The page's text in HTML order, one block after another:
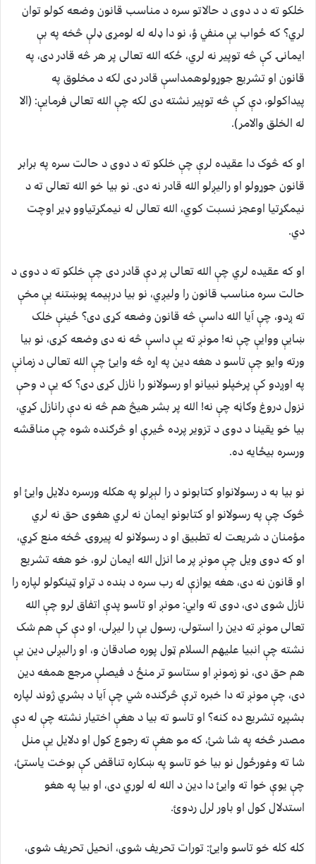
خلکو ته د د دوی د حالاتو سره د مناسب قانون وضعه کولو توان
لري؟ که ځواب يې منفي ؤ، نو دا ډله له لومړی ډلې څخه په بې
ايمانۍ کې څه توپير نه لري، ځکه الله تعالی پر هر څه قادر دی، په
قانون او تشريع جوړولوهمداسې قادر دی لکه د مخلوق په
پيداکولو، دې کې څه توپير نشته دی لکه چې الله تعالی فرمايې: (الا
له الخلق والامر).
او که څوک دا عقيده لرې چې خلکو ته د دوی د حالت سره په برابر
قانون جوړولو او راليږلو الله قادر نه دی. نو بيا خو الله تعالی ته د
نيمګړتيا اوعجز نسبت کوي، الله تعالی له نيمګړتياوو ډير اوچت
دي.
او که عقيده لري چې الله تعالی پر دې قادر دی چې خلکو ته د دوی د
حالت سره مناسب قانون را ولیږي، نو بيا درېيمه پوښتنه يې مخې
ته ږدو، چې آيا الله داسې څه قانون وضعه کړی دی؟ ځينې خلک
ښايې ووايې چې نه! مونږ ته يې داسې څه نه دی وضعه کړی، نو بيا
ورته وايو چې تاسو د هغه دين په اړه څه وايئ چې الله تعالی د زمانې
په اوږدو کې پرخپلو نبيانو او رسولانو را نازل کړی دی؟ که يې د وحې
نزول دروغ وګاڼه چې نه! الله پر بشر هيڅ هم څه نه دې رانازل کړي،
بیا خو یقينا د دوی د تزویر پرده څيرې او څرګنده شوه چې مناقشه
ورسره بيځايه ده.
نو بيا به د رسولانواو کتابونو د را لېږلو په هکله ورسره دلايل وايئ او
څوک چې په رسولانو او کتابونو ايمان نه لري هغوی حق نه لري
مؤمنان د شريعت له تطبيق او د رسولانو له پيروۍ څخه منع کړي،
او که دوی ويل چې مونږ پر ما انزل الله ايمان لرو، خو هغه تشريع
او قانون نه دی، هغه يوازې له رب سره د بنده د تړاو ټينګولو لپاره را
نازل شوی دی، دوی ته وايي: مونږ او تاسو پدې اتفاق لرو چې الله
تعالی مونږ ته دين را استولی، رسول يې را ليږلی، او دې کې هم شک
نشته چې انبيا عليهم السلام ټول پوره صادقان و، او راليږلی دين يې
هم حق دی، نو زمونږ او ستاسو تر منځ د فيصلې مرجع همغه دين
دی، چې مونږ ته دا خبره ترې څرګنده شي چې آيا د بشري ژوند لپاره
بشپړه تشريع ده کنه؟ او تاسو ته بيا د هغې اختيار نشته چې له دې
مصدر څخه په شا شئ، که مو هغې ته رجوع کول او دلايل يې منل
شا ته وغورځول نو بيا خو تاسو په ښکاره تناقض کې بوخت ياستئ،
چې يوې خوا ته وايئ دا دين د الله له لوري دی، او بيا په هغو
استدلال کول او باور لرل ردوئ.
کله کله خو تاسو وايئ: تورات تحريف شوی، انحيل تحريف شوی،